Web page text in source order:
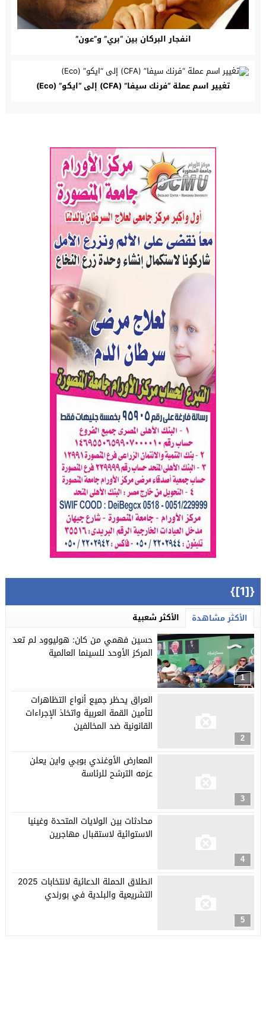
انفجار البركان بين “بري” و”عون”
تغيير اسم عملة “فرنك سيفا” (CFA) إلى “ايكو” (Eco)
{[1]}
الأكثر مشاهدة الأكثر شعبية
1
حسين فهمي من كان: هوليوود لم تعد
المركز الأوحد للسينما العالمية
2
العراق يحظر جميع أنواع التظاهرات
لتأمين القمة العربية واتخاذ الإجراءات
القانونية ضد المخالفين
3
المعارض الأوغندي بوبي واين يعلن
عزمه الترشح للرئاسة
4
محادثات بين الولايات المتحدة وغينيا
الاستوائية لاستقبال مهاجرين
5
انطلاق الحملة الدعائية لانتخابات 2025
التشريعية والبلدية في بورندي